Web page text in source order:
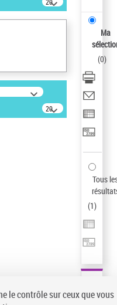
20
résultats/page
20
résultats/page
Ma
(0)
Tous
(1)
le contrôle sur ceux que vous